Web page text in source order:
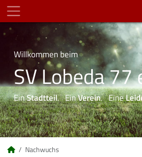
Willkommen beim
SV Lobeda 77
EinStadtteil. EinVerein. Eine
Nachwuchs